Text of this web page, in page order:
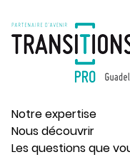
Notre expertise
Nous découvrir
Les questions que